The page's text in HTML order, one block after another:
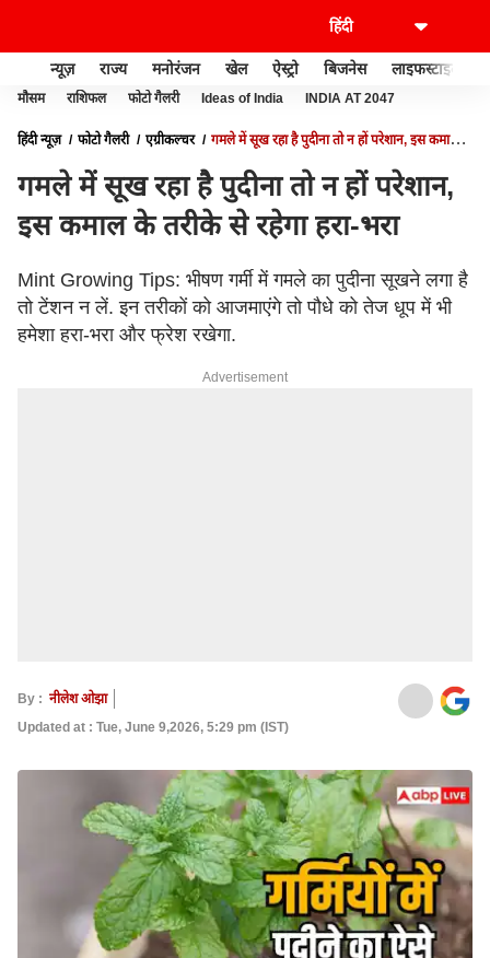
न्यूज़ राज्य मनोरंजन खेल ऐस्ट्रो बिजनेस लाइफस्टाइल
मौसम राशिफल फोटो गैलरी Ideas of India INDIA AT 2047
हिंदी न्यूज़ फोटो गैलरी एग्रीकल्चर
गमले में सूख रहा है पुदीना तो न हों परेशान, इस कमाल के
गमले में सूख रहा है पुदीना तो न हों परेशान,
इस कमाल के तरीके से रहेगा हरा-भरा
Mint Growing Tips: भीषण गर्मी में गमले का पुदीना सूखने लगा है
तो टेंशन न लें. इन तरीकों को आजमाएंगे तो पौधे को तेज धूप में भी
हमेशा हरा-भरा और फ्रेश रखेगा.
Advertisement
By : नीलेश ओझा
Updated at : Tue, June 9,2026, 5:29 pm (IST)